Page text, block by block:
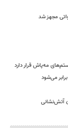
آتش‌نشانی